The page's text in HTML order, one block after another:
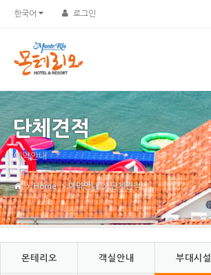
한국어 로그인
단체견적
예약안내
Home 예약안내 단체견적
몬테리오 객실안내 부대시설
Sketchbook5, 스케치북5